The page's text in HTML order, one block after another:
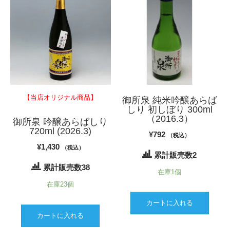
【当店オリジナル商品】
御所泉 吟醸あらばしり
720ml (2026.3)
¥1,430 （税込）
累計販売数38
在庫23個
カートに入れる
御所泉 純米吟醸あらば
しり 初しぼり 300ml
（2016.3）
¥792 （税込）
累計販売数2
在庫1個
カートに入れる